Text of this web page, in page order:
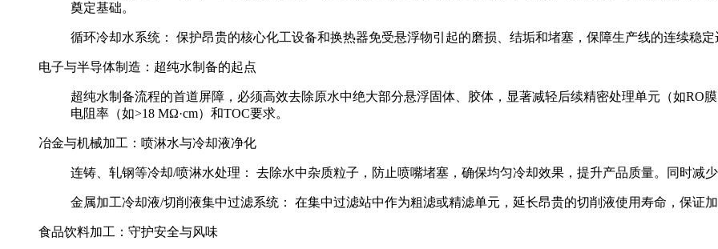
奠定基础。
循环冷却水系统： 保护昂贵的核心化工设备和换热器免受悬浮物引起的磨损、结垢和堵塞，保障生产线的连续稳定
电子与半导体制造：超纯水制备的起点
超纯水制备流程的首道屏障，必须高效去除原水中绝大部分悬浮固体、胶体，显著减轻后续精密处理单元（如RO
电阻率（如>18 MΩ·cm）和TOC要求。
冶金与机械加工：喷淋水与冷却液净化
连铸、轧钢等冷却/喷淋水处理： 去除水中杂质粒子，防止喷嘴堵塞，确保均匀冷却效果，提升产品质量。同时减
金属加工冷却液/切削液集中过滤系统： 在集中过滤站中作为粗滤或精滤单元，延长昂贵的切削液使用寿命，保证
食品饮料加工：守护安全与风味